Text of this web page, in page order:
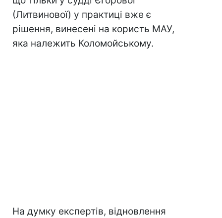
(Литвинової) у практиці вже є
рішення, винесені на користь МАУ,
яка належить Коломойському.
На думку експертів, відновлення